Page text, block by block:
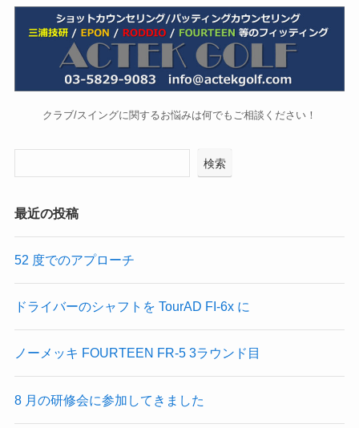
クラブ/スイングに関するお悩みは何でもご相談ください！
検索
最近の投稿
52 度でのアプローチ
ドライバーのシャフトを TourAD FI-6x に
ノーメッキ FOURTEEN FR-5 3ラウンド目
8 月の研修会に参加してきました